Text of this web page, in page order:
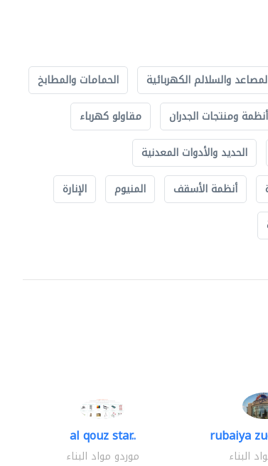
والسلالم الكهربائية
الحمامات والمطابخ
أنظمة ومنتجات الجدران
مقاولو كهرباء
الحديد والأدوات المعدنية
أنظمة الأسقف المنيوم
الإنارة
al qouz star..
موردو مواد البناء
rubaiya
البناء